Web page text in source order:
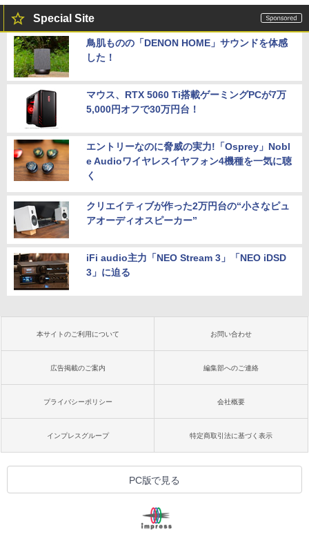
Special Site
鳥肌ものの「DENON HOME」サウンドを体感
した！
マウス、RTX 5060 Ti搭載ゲーミングPCが7万
5,000円オフで30万円台！
エントリーなのに脅威の実力!「Osprey」Nobl
e Audioワイヤレスイヤフォン4機種を一気に聴
く
クリエイティブが作った2万円台の“小さなピュ
アオーディオスピーカー”
iFi audio主力「NEO Stream 3」「NEO iDSD
3」に迫る
本サイトのご利用について お問い合わせ
広告掲載のご案内 編集部へのご連絡
プライバシーポリシー 会社概要
インプレスグループ 特定商取引法に基づく表示
PC版で見る